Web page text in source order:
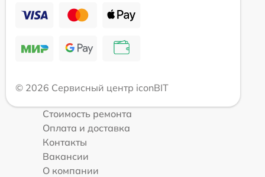
© 2026 Сервисный центр iconBIT
Стоимость ремонта
Оплата и доставка
Контакты
Вакансии
О компании